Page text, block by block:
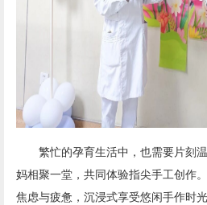
繁忙的孕育生活中，也需要片刻
妈相聚一堂，共同体验指尖手工创作
焦虑与疲惫，沉浸式享受悠闲手作时